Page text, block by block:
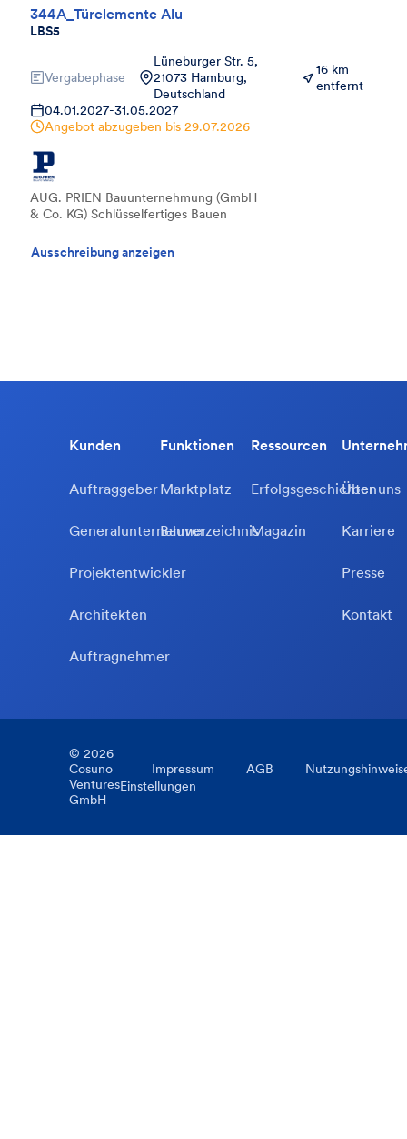
344A_Türelemente Alu
LBS5
Vergabephase
Lüneburger Str. 5,
21073 Hamburg,
Deutschland
16 km
entfernt
04.01.2027-31.05.2027
Angebot abzugeben bis 29.07.2026
AUG. PRIEN Bauunternehmung (GmbH
& Co. KG) Schlüsselfertiges Bauen
Ausschreibung anzeigen
Kunden
Auftraggeber
Generalunternehmer
Projektentwickler
Architekten
Auftragnehmer
Funktionen
Marktplatz
Bauverzeichnis
Ressourcen
Erfolgsgeschichten
Magazin
Über uns
Karriere
Presse
Kontakt
© 2026
Cosuno
Ventures
GmbH
Impressum AGB
Einstellungen